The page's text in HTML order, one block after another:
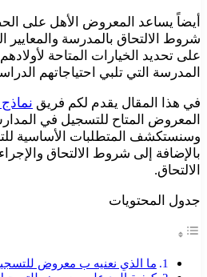
أيضاً يساعد المعروض الأهل على
شروط الالتحاق بالمدرسة والمعايير
على تحديد الخيارات المتاحة
المدرسة التي تلبي احتياجاتهم
في هذا المقال يقدم لكم فريق
المعروض المتاح للتسجيل في
وسنستكشف المتطلبات الأساسية
بالإضافة إلى شروط الالتحاق
الالتحاق.
جدول المحتويات
ما الذي نعنيه ب معروض